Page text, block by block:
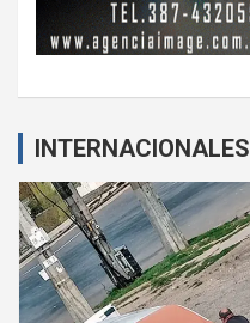
INTERNACIONALES